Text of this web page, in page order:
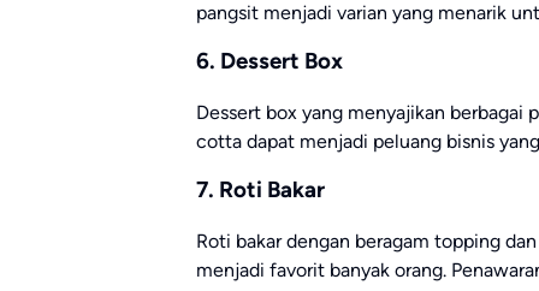
pangsit menjadi varian yang menarik
6. Dessert Box
Dessert box yang menyajikan berbagai
cotta dapat menjadi peluang bisnis
7. Roti Bakar
Roti bakar dengan beragam topping
menjadi favorit banyak orang.